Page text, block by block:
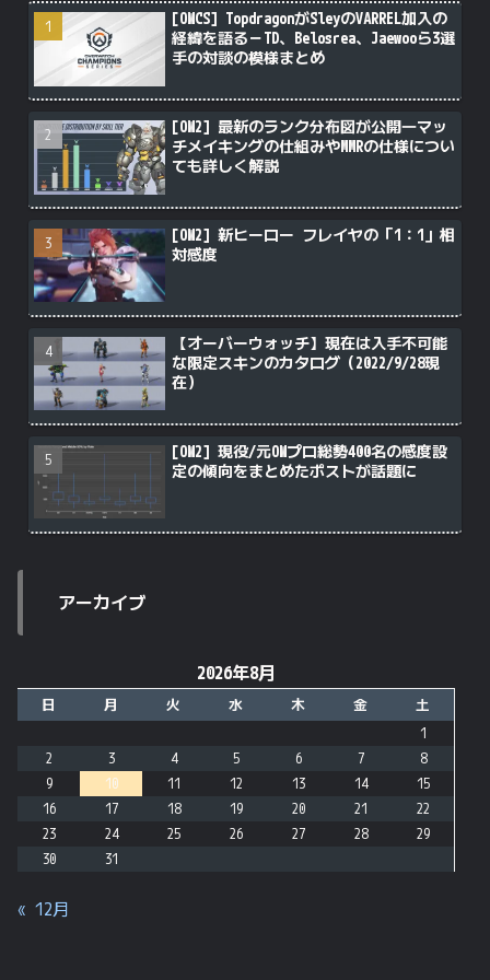
[OWCS] TopdragonがSleyのVARREL加入の
経緯を語る－TD、Belosrea、Jaewooら3選
手の対談の模様まとめ
[OW2] 最新のランク分布図が公開―マッ
チメイキングの仕組みやMMRの仕様につい
ても詳しく解説
[OW2] 新ヒーロー フレイヤの「1：1」相
対感度
【オーバーウォッチ】現在は入手不可能
な限定スキンのカタログ（2022/9/28現
在）
[OW2] 現役/元OWプロ総勢400名の感度設
定の傾向をまとめたポストが話題に
アーカイブ
2026年8月
日 月 火 水 木 金
土
1
2
3 4 5 6 7
8
9
10 11 12 13 14
15
16
17 18 19 20 21
22
23
24 25 26 27 28
29
30
31
« 12月